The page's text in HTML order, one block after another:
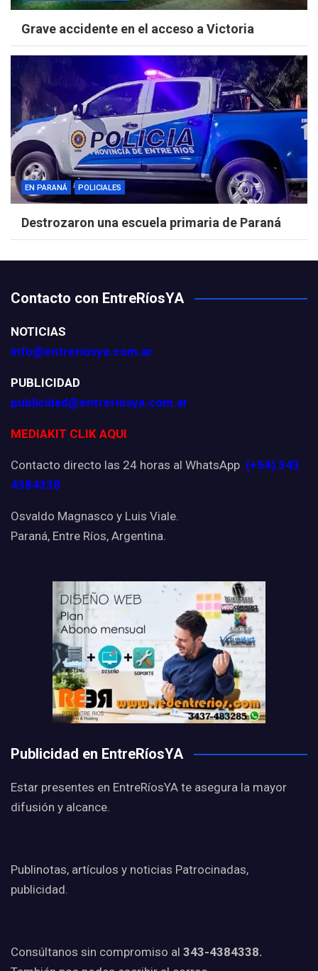
Grave accidente en el acceso a Victoria
EN PARANÁ POLICIALES
Destrozaron una escuela primaria de Paraná
Contacto con EntreRíosYA
NOTICIAS
info@entreriosya.com.ar
PUBLICIDAD
publicidad@entreriosya.com.ar
MEDIAKIT CLIK AQUI
Contacto directo las 24 horas al WhatsApp (+54) 343
4384338
Osvaldo Magnasco y Luis Viale.
Paraná, Entre Ríos, Argentina.
Publicidad en EntreRíosYA
Estar presentes en EntreRíosYA te asegura la mayor
difusión y alcance.
Publinotas, artículos y noticias Patrocinadas,
publicidad.
Consúltanos sin compromiso al 343-4384338.